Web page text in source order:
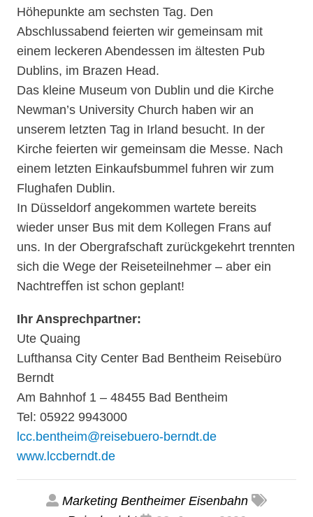
Höhepunkte am sechsten Tag. Den
Abschlussabend feierten wir gemeinsam mit
einem leckeren Abendessen im ältesten Pub
Dublins, im Brazen Head.
Das kleine Museum von Dublin und die Kirche
Newman’s University Church haben wir an
unserem letzten Tag in Irland besucht. In der
Kirche feierten wir gemeinsam die Messe. Nach
einem letzten Einkaufsbummel fuhren wir zum
Flughafen Dublin.
In Düsseldorf angekommen wartete bereits
wieder unser Bus mit dem Kollegen Frans auf
uns. In der Obergrafschaft zurückgekehrt trennten
sich die Wege der Reiseteilnehmer – aber ein
Nachtreﬀen ist schon geplant!
Ihr Ansprechpartner:
Ute Quaing
Lufthansa City Center Bad Bentheim Reisebüro
Berndt
Am Bahnhof 1 – 48455 Bad Bentheim
Tel: 05922 9943000
lcc.bentheim@reisebuero-berndt.de
www.lccberndt.de
Marketing Bentheimer Eisenbahn